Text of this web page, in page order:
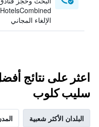
الإلغاء المجاني
اعثر على نتائج
سليب كلوب
البلدان الأكثر شعبية